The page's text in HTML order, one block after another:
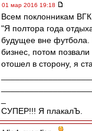
01 мар 2016 19:18
Всем поклонникам
"Я полтора года
будущее вне футбола.
бизнес, потом
отошел в сторону, я
СУПЕР!!! Я плакалЪ.